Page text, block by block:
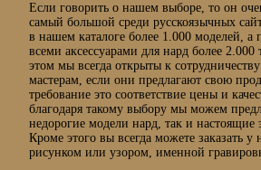
Если говорить о нашем выборе, то он
самый большой среди русскоязычных
в нашем каталоге более 1.000 моделей, а
всеми аксессуарами для нард более
этом мы всегда открыты к
мастерам, если они предлагают свою
требование это соответствие цены и
благодаря такому выбору мы можем
недорогие модели нард, так и
Кроме этого вы всегда можете заказать
рисунком или узором, именной